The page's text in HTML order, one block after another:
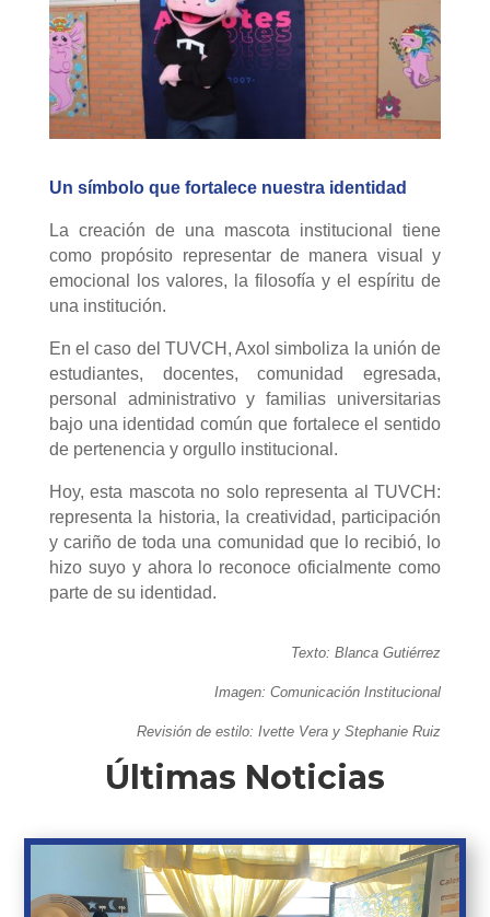
Un símbolo que fortalece nuestra identidad
La creación de una mascota institucional tiene
como propósito representar de manera visual y
emocional los valores, la filosofía y el espíritu de
una institución.
En el caso del TUVCH, Axol simboliza la unión de
estudiantes, docentes, comunidad egresada,
personal administrativo y familias universitarias
bajo una identidad común que fortalece el sentido
de pertenencia y orgullo institucional.
Hoy, esta mascota no solo representa al TUVCH:
representa la historia, la creatividad, participación
y cariño de toda una comunidad que lo recibió, lo
hizo suyo y ahora lo reconoce oficialmente como
parte de su identidad.
Texto: Blanca Gutiérrez
Imagen: Comunicación Institucional
Revisión de estilo: Ivette Vera y Stephanie Ruiz
Últimas Noticias